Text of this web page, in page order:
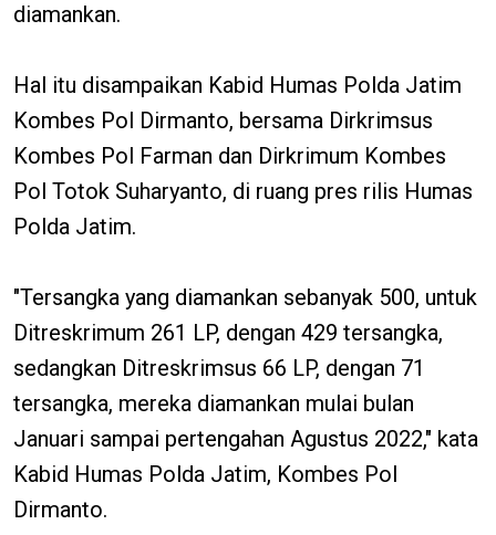
diamankan.
Hal itu disampaikan Kabid Humas Polda Jatim
Kombes Pol Dirmanto, bersama Dirkrimsus
Kombes Pol Farman dan Dirkrimum Kombes
Pol Totok Suharyanto, di ruang pres rilis Humas
Polda Jatim.
"Tersangka yang diamankan sebanyak 500, untuk
Ditreskrimum 261 LP, dengan 429 tersangka,
sedangkan Ditreskrimsus 66 LP, dengan 71
tersangka, mereka diamankan mulai bulan
Januari sampai pertengahan Agustus 2022," kata
Kabid Humas Polda Jatim, Kombes Pol
Dirmanto.